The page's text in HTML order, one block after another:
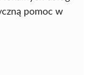
pomoc w